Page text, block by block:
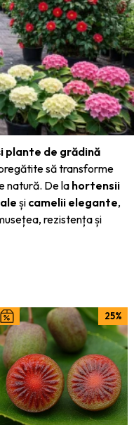
plante de grădină
să transforme
natură. De la hortensii
și camelii elegante,
rezistența și
să formeze frunziș
o adaptare rapidă.
de grădină?
în condiții optime,
intense și rare de
25%